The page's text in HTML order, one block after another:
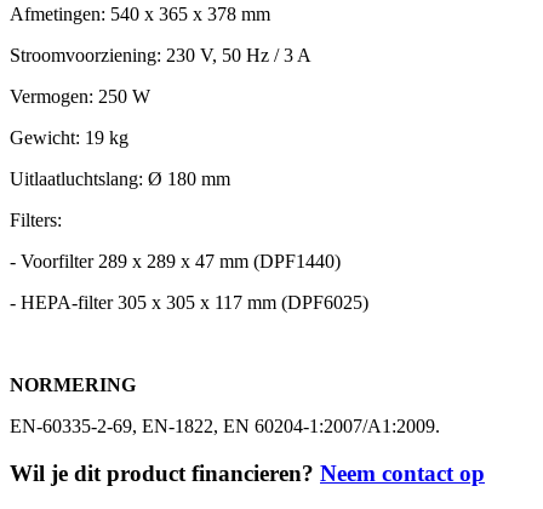
Afmetingen: 540 x 365 x 378 mm
Stroomvoorziening: 230 V, 50 Hz / 3 A
Vermogen: 250 W
Gewicht: 19 kg
Uitlaatluchtslang: Ø 180 mm
Filters:
- Voorfilter 289 x 289 x 47 mm (DPF1440)
- HEPA-filter 305 x 305 x 117 mm (DPF6025)
NORMERING
EN-60335-2-69, EN-1822, EN 60204-1:2007/A1:2009.
Wil je dit product financieren? Neem contact op